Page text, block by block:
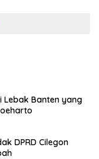
Lebak Banten yang
DPRD Cilegon